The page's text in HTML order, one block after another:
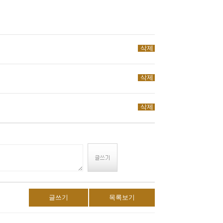
삭제
삭제
삭제
글쓰기 목록보기